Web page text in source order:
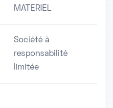
MATERIEL
Société à
responsabilité
limitée